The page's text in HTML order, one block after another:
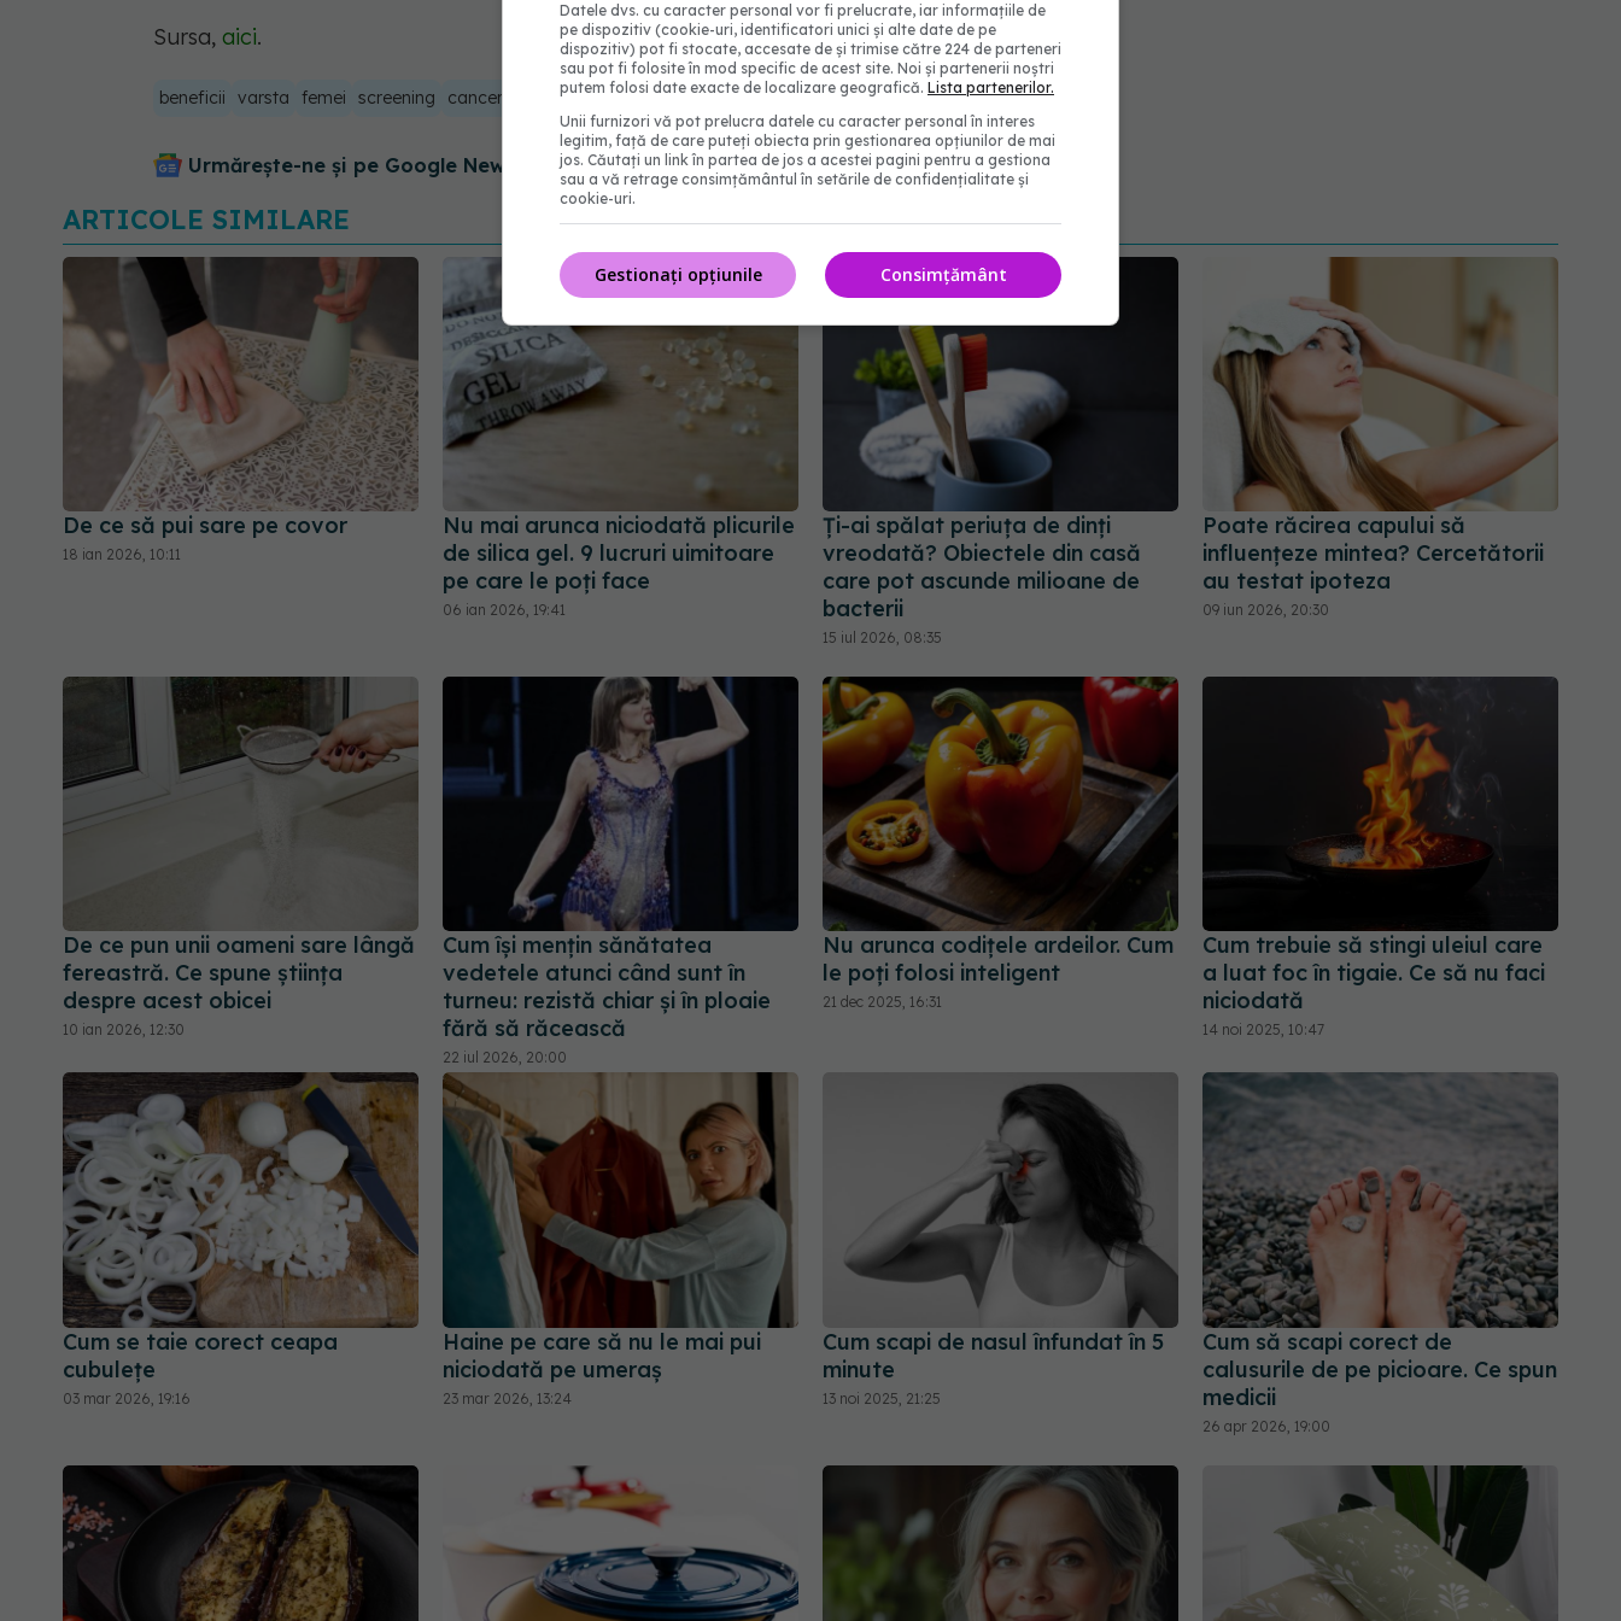
Sursa, aici.
beneficii varsta femei screening cancer san
Urmărește-ne și pe Google News - abonează‑te!
ARTICOLE SIMILARE
De ce să pui sare pe covor
18 ian 2026, 10:11
Nu mai arunca niciodată plicurile
de silica gel. 9 lucruri uimitoare
pe care le poți face
06 ian 2026, 19:41
Ți-ai spălat periuța de dinți
vreodată? Obiectele din casă
care pot ascunde milioane de
bacterii
15 iul 2026, 08:35
Poate răcirea capului să
influențeze mintea? Cercetătorii
au testat ipoteza
09 iun 2026, 20:30
De ce pun unii oameni sare lângă
fereastră. Ce spune știința
despre acest obicei
10 ian 2026, 12:30
Cum își mențin sănătatea
vedetele atunci când sunt în
turneu: rezistă chiar și în ploaie
fără să răcească
22 iul 2026, 20:00
Nu arunca codițele ardeilor. Cum
le poți folosi inteligent
21 dec 2025, 16:31
Cum trebuie să stingi uleiul care
a luat foc în tigaie. Ce să nu faci
niciodată
14 noi 2025, 10:47
Cum se taie corect ceapa
cubulețe
03 mar 2026, 19:16
Haine pe care să nu le mai pui
niciodată pe umeraș
23 mar 2026, 13:24
Cum scapi de nasul înfundat în 5
minute
13 noi 2025, 21:25
Cum să scapi corect de
calusurile de pe picioare. Ce spun
medicii
26 apr 2026, 19:00
Datele dvs. cu caracter personal vor fi prelucrate, iar informațiile de
pe dispozitiv (cookie-uri, identificatori unici și alte date de pe
dispozitiv) pot fi stocate, accesate de și trimise către 224 de parteneri
sau pot fi folosite în mod specific de acest site. Noi și partenerii noștri
putem folosi date exacte de localizare geografică. Lista partenerilor.
Unii furnizori vă pot prelucra datele cu caracter personal în interes
legitim, față de care puteți obiecta prin gestionarea opțiunilor de mai
jos. Căutați un link în partea de jos a acestei pagini pentru a gestiona
sau a vă retrage consimțământul în setările de confidențialitate și
cookie-uri.
Consimțământ
Gestionați opțiunile